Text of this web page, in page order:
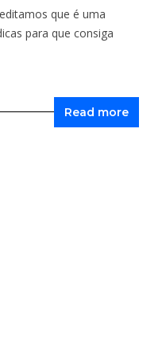
que é uma
para que consiga
Read more